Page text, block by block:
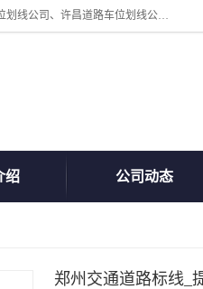
周口中为交通设施工程有限公司是一家洛阳道路划线公司、郑州道路划线公司、平顶山道路车位划线公司、开封车位划线公司、许昌道路车位划线公司、漯河道路车位划线公司，公司始终坚持“诚信、匠心、专注”的宗旨；我们的经营理念是：的服务。
绍 公司动态
郑州交通道路标线_